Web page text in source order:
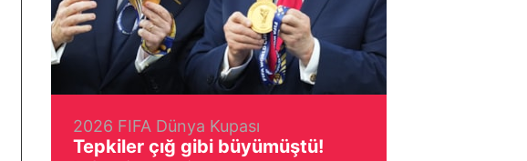
2026 FIFA Dünya Kupası
Tepkiler çığ gibi büyümüştü!